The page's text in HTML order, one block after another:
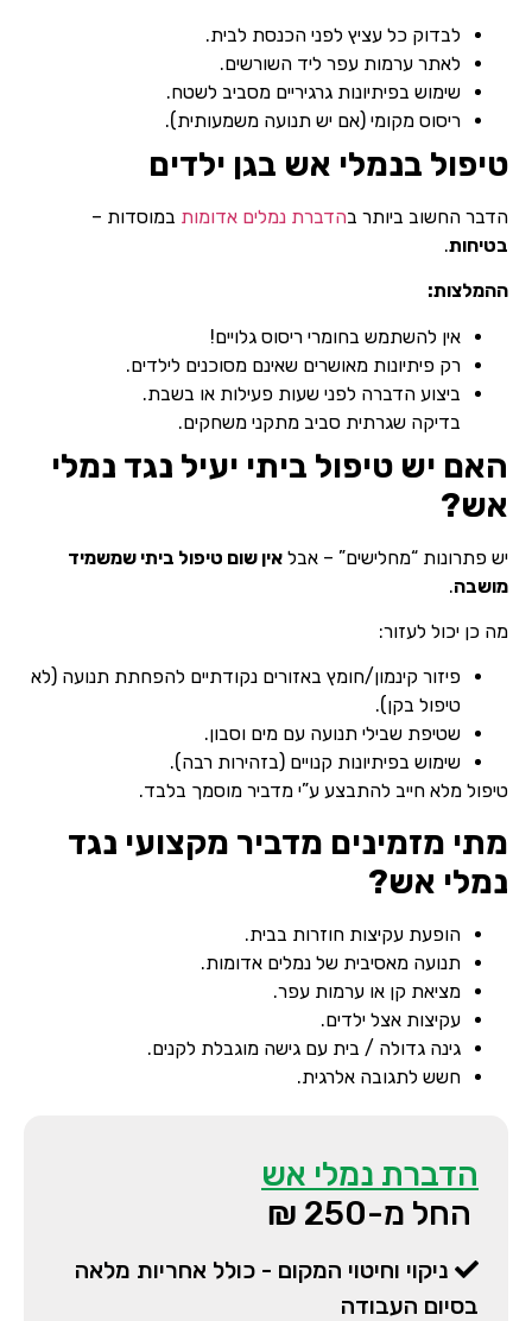
לבדוק כל עציץ לפני הכנסת לבית.
לאתר ערמות עפר ליד השורשים.
שימוש בפיתיונות גרגיריים מסביב לשטח.
ריסוס מקומי (אם יש תנועה משמעותית).
טיפול בנמלי אש בגן ילדים
הדבר החשוב ביותר בהדברת נמלים אדומות במוסדות –
בטיחות.
ההמלצות:
אין להשתמש בחומרי ריסוס גלויים!
רק פיתיונות מאושרים שאינם מסוכנים לילדים.
ביצוע הדברה לפני שעות פעילות או בשבת.
בדיקה שגרתית סביב מתקני משחקים.
האם יש טיפול ביתי יעיל נגד נמלי
אש?
יש פתרונות “מחלישים” – אבל אין שום טיפול ביתי שמשמיד
מושבה.
מה כן יכול לעזור:
פיזור קינמון/חומץ באזורים נקודתיים להפחתת תנועה (לא
טיפול בקן).
שטיפת שבילי תנועה עם מים וסבון.
שימוש בפיתיונות קנויים (בזהירות רבה).
טיפול מלא חייב להתבצע ע”י מדביר מוסמך בלבד.
מתי מזמינים מדביר מקצועי נגד
נמלי אש?
הופעת עקיצות חוזרות בבית.
תנועה מאסיבית של נמלים אדומות.
מציאת קן או ערמות עפר.
עקיצות אצל ילדים.
גינה גדולה / בית עם גישה מוגבלת לקנים.
חשש לתגובה אלרגית.
הדברת נמלי אש
החל מ-250 ₪
ניקוי וחיטוי המקום - כולל אחריות מלאה
בסיום העבודה